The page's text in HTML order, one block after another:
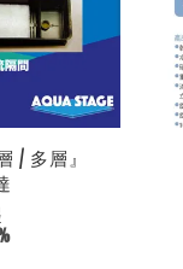
/ 多層』